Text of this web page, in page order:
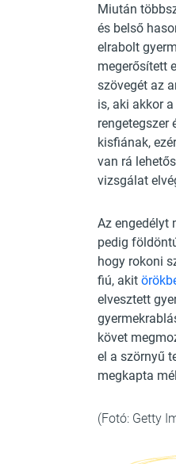
Miután
és belső
elrabolt
megerősített
szövegét az
is, aki akkor
rengetegszer
kisfiának,
van rá
vizsgálat
Az engedélyt
pedig
hogy rokoni
fiú, akit
elvesztett
követ
el a szörnyű
megkapta
(Fotó: Getty